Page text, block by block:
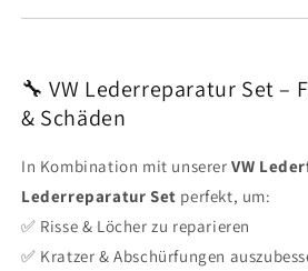
🔧 VW Lederreparatur Set –
& Schäden
In Kombination mit unsererVW
Lederreparatur Set perfekt, um:
✅ Risse & Löcher zu reparieren
✅ Kratzer & Abschürfungen